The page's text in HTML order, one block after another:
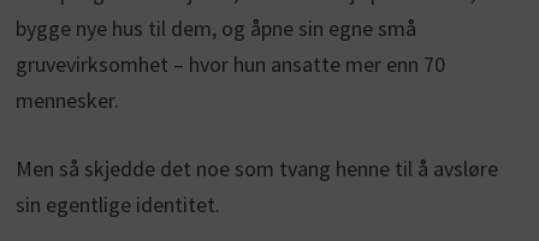
bygge nye hus til dem, og åpne sin egne små
gruvevirksomhet – hvor hun ansatte mer enn 70
mennesker.
Men så skjedde det noe som tvang henne til å avsløre
sin egentlige identitet.